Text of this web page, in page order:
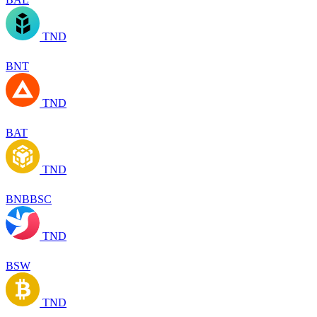
TND
BNT
TND
BAT
TND
BNBBSC
TND
BSW
TND